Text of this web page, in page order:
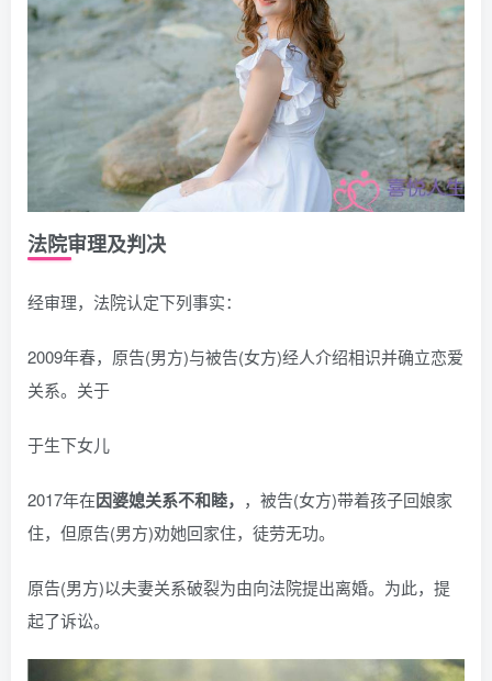
法院审理及判决
经审理，法院认定下列事实：
2009年春，原告(男方)与被告(女方)经人介绍相识并确立恋爱
关系。关于
于生下女儿
2017年在因婆媳关系不和睦， ，被告(女方)带着孩子回娘家
住，但原告(男方)劝她回家住，徒劳无功。
原告(男方)以夫妻关系破裂为由向法院提出离婚。为此，提
起了诉讼。